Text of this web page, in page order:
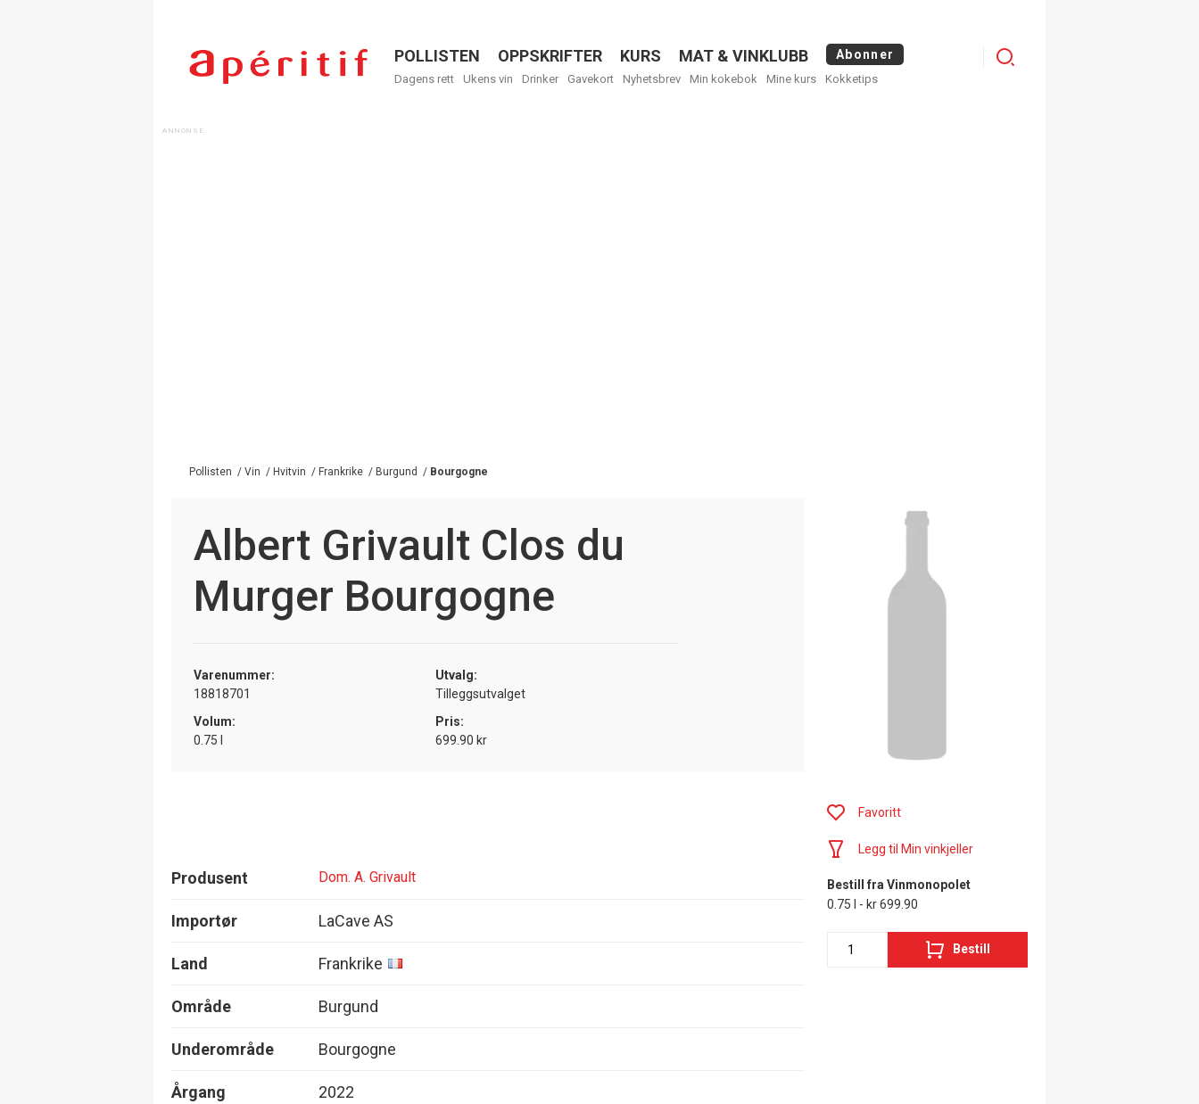
Menu
POLLISTEN OPPSKRIFTER KURS MAT & VINKLUBB Abonner
Dagens rett Ukens vin Drinker Gavekort Nyhetsbrev Min kokebok Mine kurs Kokketips
Menu
Pollisten / Vin / Hvitvin / Frankrike / Burgund / Bourgogne
Albert Grivault Clos du
Murger Bourgogne
Varenummer:
18818701
Utvalg:
Tilleggsutvalget
Volum:
0.75 l
Pris:
699.90 kr
Produsent Dom. A. Grivault
Importør LaCave AS
Land Frankrike
Område Burgund
Underområde Bourgogne
Årgang 2022
Favoritt
Legg til Min vinkjeller
Bestill fra Vinmonopolet
0.75 l - kr 699.90
Bestill